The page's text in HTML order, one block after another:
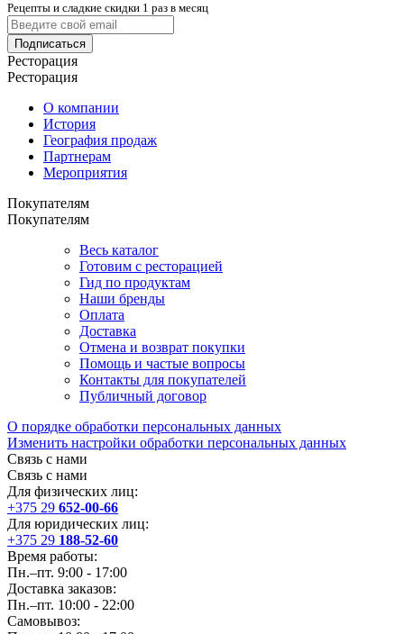
Рецепты и сладкие скидки 1 раз в месяц
Подписаться
Ресторация
Ресторация
О компании
История
География продаж
Партнерам
Мероприятия
Покупателям
Покупателям
Весь каталог
Готовим с ресторацией
Гид по продуктам
Наши бренды
Оплата
Доставка
Отмена и возврат покупки
Помощь и частые вопросы
Контакты для покупателей
Публичный договор
О порядке обработки персональных данных
Изменить настройки обработки персональных данных
Связь с нами
Связь с нами
Для физических лиц:
+375 29 652-00-66
Для юридических лиц:
+375 29 188-52-60
Время работы:
Пн.–пт. 9:00 - 17:00
Доставка заказов:
Пн.–пт. 10:00 - 22:00
Самовывоз: